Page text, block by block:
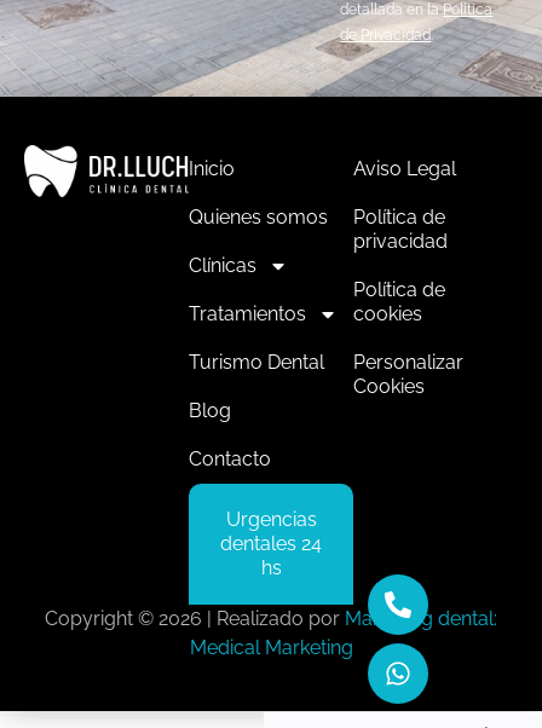
detallada en laPolítica
de Privacidad.
Inicio
Quienes somos
Clínicas
Tratamientos
Turismo Dental
Blog
Contacto
Urgencias
dentales 24
hs
Aviso Legal
Política de
privacidad
Política de
cookies
Personalizar
Cookies
Copyright © 2026 | Realizado por Marketing dental:
Medical Marketing